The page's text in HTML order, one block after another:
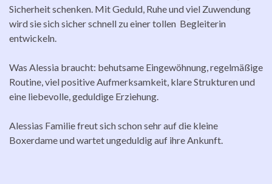
Sicherheit schenken. Mit Geduld, Ruhe und viel Zuwendung
wird sie sich sicher schnell zu einer tollen Begleiterin
entwickeln.
Was Alessia braucht: behutsame Eingewöhnung, regelmäßige
Routine, viel positive Aufmerksamkeit, klare Strukturen und
eine liebevolle, geduldige Erziehung.
Alessias Familie freut sich schon sehr auf die kleine
Boxerdame und wartet ungeduldig auf ihre Ankunft.